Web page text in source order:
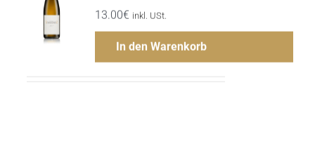
13.00€ inkl. USt.
In den Warenkorb